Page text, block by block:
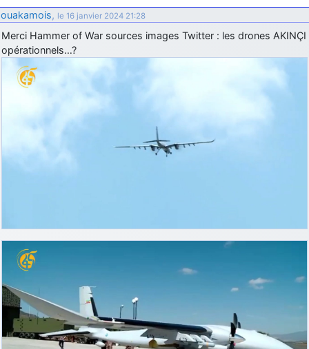
ouakamois, le 16 janvier 2024 21:28
Merci Hammer of War sources images Twitter : les drones AKINÇI
opérationnels…?